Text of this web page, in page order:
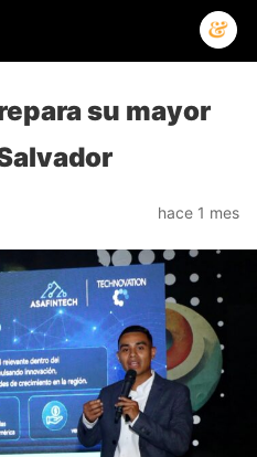
su mayor
hace 1 mes